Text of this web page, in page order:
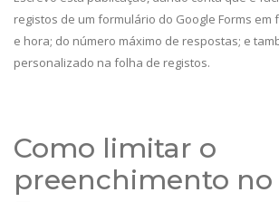
registos de um formulário do Google Forms em
e hora; do número máximo de respostas; e
personalizado na folha de registos.
Como limitar o
preenchimento no